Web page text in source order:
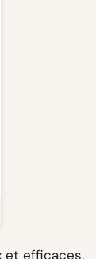
et efficaces.